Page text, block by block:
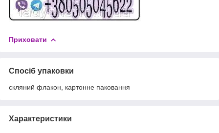
Приховати
Спосіб упаковки
скляний флакон, картонне паковання
Характеристики